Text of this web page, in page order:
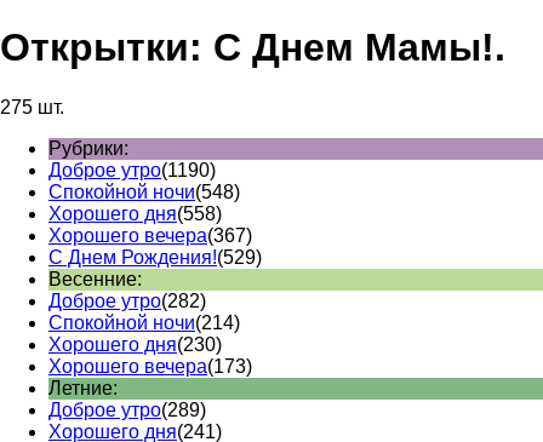
Открытки: С Днем Мамы!.
275 шт.
Рубрики:
Доброе утро(1190)
Спокойной ночи(548)
Хорошего дня(558)
Хорошего вечера(367)
С Днем Рождения!(529)
Весенние:
Доброе утро(282)
Спокойной ночи(214)
Хорошего дня(230)
Хорошего вечера(173)
Летние:
Доброе утро(289)
Хорошего дня(241)